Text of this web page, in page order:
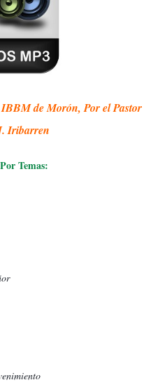
IBBM de Morón, Por el Pastor
Iribarren
Temas: